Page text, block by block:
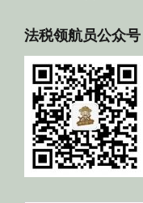
法税领航员公众号